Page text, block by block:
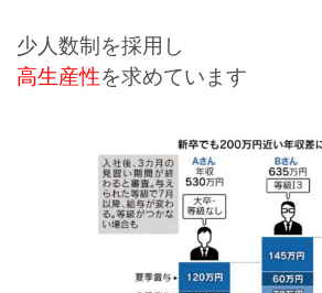
少人数制を採用し
高生産性を求めています